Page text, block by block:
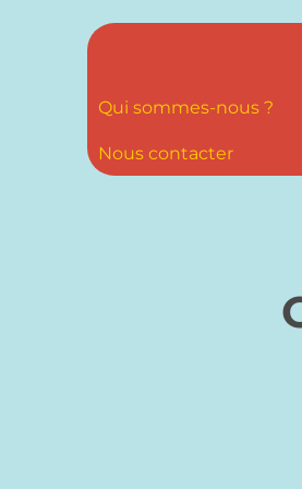
Qui sommes-nous ?
Nous contacter